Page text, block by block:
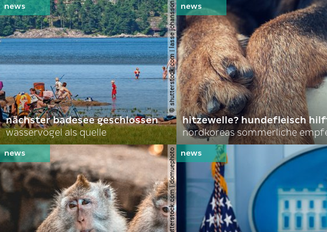
© shutterstock.com | lasse johansson
nächster badesee geschlossen
wasservögel als quelle
hitzewelle? hundefleisch
© shutterstock.com | domuephoto